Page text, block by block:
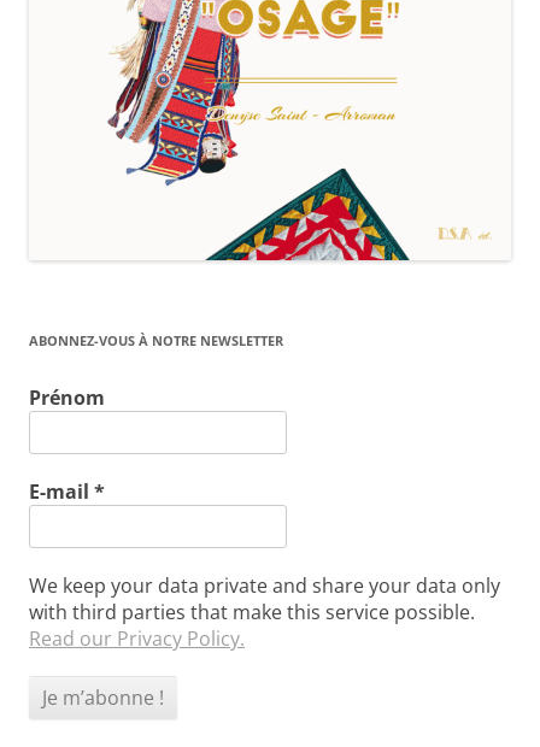
ABONNEZ-VOUS À NOTRE NEWSLETTER
Prénom
E-mail *
We keep your data private and share your data only
with third parties that make this service possible.
Read our Privacy Policy.